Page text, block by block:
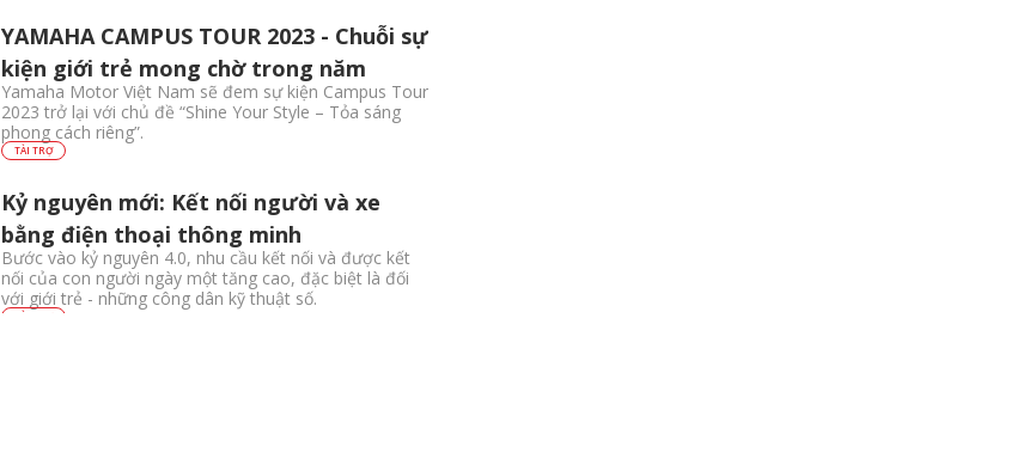
YAMAHA CAMPUS TOUR 2023 - Chuỗi sự
kiện giới trẻ mong chờ trong năm
Yamaha Motor Việt Nam sẽ đem sự kiện Campus Tour
2023 trở lại với chủ đề “Shine Your Style – Tỏa sáng
phong cách riêng”.
TÀI TRỢ
Kỷ nguyên mới: Kết nối người và xe
bằng điện thoại thông minh
Bước vào kỷ nguyên 4.0, nhu cầu kết nối và được kết
nối của con người ngày một tăng cao, đặc biệt là đối
với giới trẻ - những công dân kỹ thuật số.
TÀI TRỢ